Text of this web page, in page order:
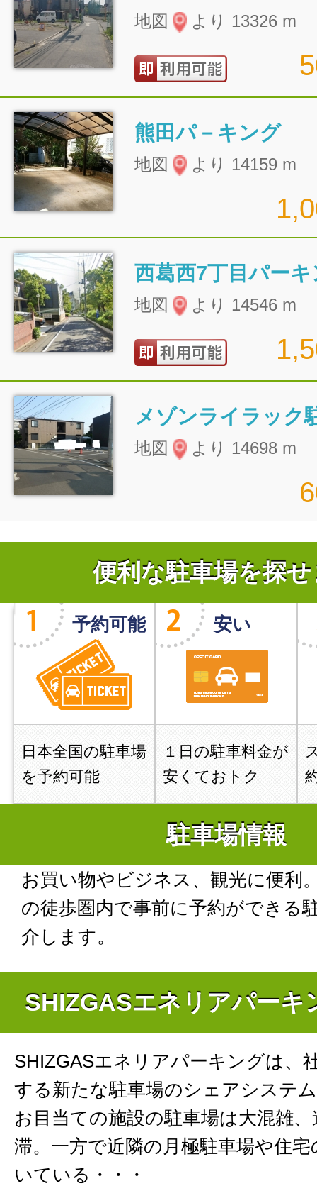
地図 より 13326 m
熊田パ－キング
地図 より 14159 m
西葛西7丁目パー
地図 より 14546 m
メゾンライラック
地図 より 14698 m
便利な駐車場を探
予約可能
日本全国の駐車場
を予約可能
安い
１日の駐車料金が
安くておトク
駐車場情報
お買い物やビジネス、観光に便利
の徒歩圏内で事前に予約ができる
介します。
SHIZGASエネリアパーキ
SHIZGASエネリアパーキングは、
する新たな駐車場のシェアシステ
お目当ての施設の駐車場は大混雑
滞。一方で近隣の月極駐車場や住
いている・・・